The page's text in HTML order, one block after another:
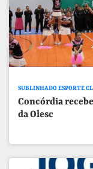
SUBLINHADO ESPORTE
Concórdia
da Olesc